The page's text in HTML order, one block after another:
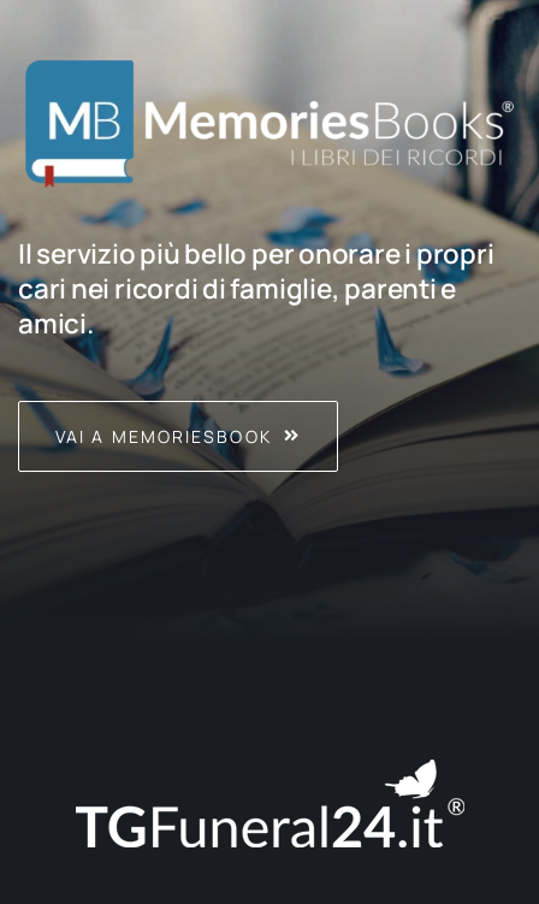
Il servizio più bello per onorare i propri
cari nei ricordi di famiglie, parenti e
amici.
VAI A MEMORIESBOOK